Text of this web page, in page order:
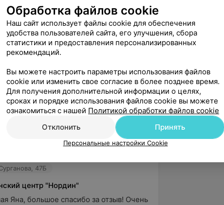
Владимировичу, анестезиологу
Валерьевичу и ме...
47Б
центр "Нордин"
Ирина, спасибо, что выбираете наши
медицинского центра
действительно в высшей сте...
искала по отзывам и нашла
же хочу выразить благодарность
который был ...
47Б
центр "Нордин"
Яна, большое спасибо за отзыв! Очень
Обработка файлов cookie
Наш сайт использует файлы cookie для обеспечения
удобства пользователей сайта, его улучшения, сбора
статистики и предоставления персонализированных
рекомендаций.
Вы можете настроить параметры использования файлов
cookie или изменить свое согласие в более позднее время.
Для получения дополнительной информации о целях,
сроках и порядке использования файлов cookie вы можете
ознакомиться с нашей Политикой обработки файлов cookie
Отклонить
Принять
Персональные настройки Cookie